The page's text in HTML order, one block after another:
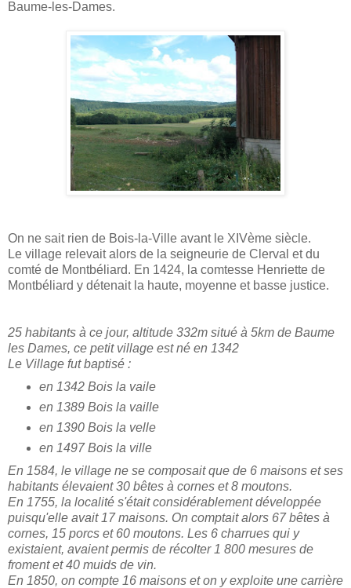
Baume-les-Dames.
On ne sait rien de Bois-la-Ville avant le XIVème siècle.
Le village relevait alors de la seigneurie de Clerval et du
comté de Montbéliard. En 1424, la comtesse Henriette de
Montbéliard y détenait la haute, moyenne et basse justice.
25 habitants à ce jour, altitude 332m situé à 5km de Baume
les Dames, ce petit village est né en 1342
Le Village fut baptisé :
en 1342 Bois la vaile
en 1389 Bois la vaille
en 1390 Bois la velle
en 1497 Bois la ville
En 1584, le village ne se composait que de 6 maisons et ses
habitants élevaient 30 bêtes à cornes et 8 moutons.
En 1755, la localité s'était considérablement développée
puisqu'elle avait 17 maisons. On comptait alors 67 bêtes à
cornes, 15 porcs et 60 moutons. Les 6 charrues qui y
existaient, avaient permis de récolter 1 800 mesures de
froment et 40 muids de vin.
En 1850, on compte 16 maisons et on y exploite une carrière